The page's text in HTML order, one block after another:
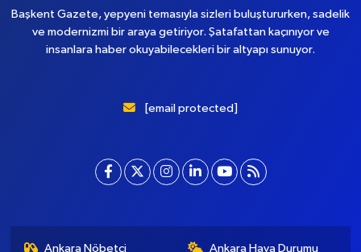
Başkent Gazete, yepyeni temasıyla sizleri buluştururken, sadelik
ve modernizmi bir araya getiriyor. Şatafattan kaçınıyor ve
insanlara haber okuyabilecekleri bir altyapı sunuyor.
[email protected]
Ankara Nöbetçi Ankara Hava Durumu